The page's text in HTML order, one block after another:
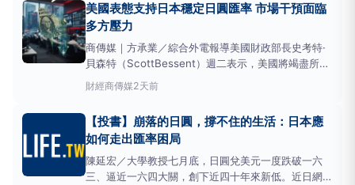
他認為，隨著能源價格回落及日
美國表態支持日本穩定日圓匯率 市場干預面臨
多方壓力
商傳媒｜方承業／綜合外電報導美國財政部長史考特·
貝森特（ScottBessent）週二表示，美國將竭盡所能
支持日本穩定日圓匯率，此舉同時也符合美國經濟和納
稅人的利益。他警告，日圓若嚴重被低估，可能引發其
全球市場而言是不尋常的現象。史
財經商傳媒2天前
【投書】崩落的日圓，撐不住的生活：日本應
如何走出匯率困局
陳延宏／大學教授七月底，日圓兌美元一度跌破一六
三、逼近一六四大關，創下近四十年來新低。近日網路